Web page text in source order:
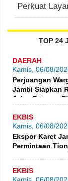
Perkuat
TOP 24
DAERAH
Kamis, 06/08/
Perjuangan
Jambi Siapkan
Jalan
EKBIS
Kamis, 06/08/
Ekspor Karet
Permintaan
EKBIS
Kamis, 06/08/